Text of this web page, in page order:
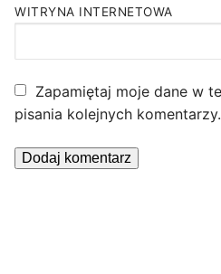
WITRYNA INTERNETOWA
Zapamiętaj moje dane w
pisania kolejnych komentarzy.